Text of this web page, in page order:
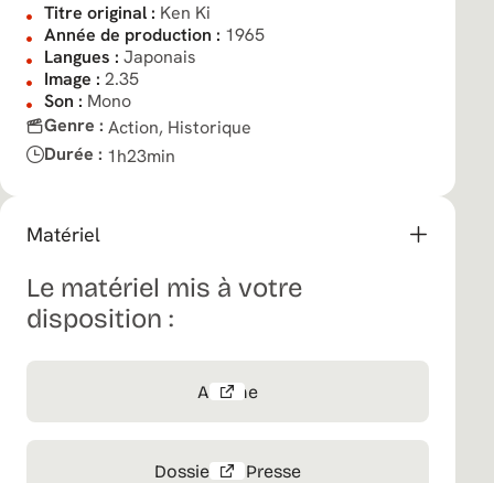
Titre original : Ken Ki
Année de production : 1965
Langues : Japonais
Image : 2.35
Son : Mono
Genre : Action, Historique
Durée : 1h23min
Matériel
Le matériel mis à votre
disposition :
Affiche
Dossier de Presse